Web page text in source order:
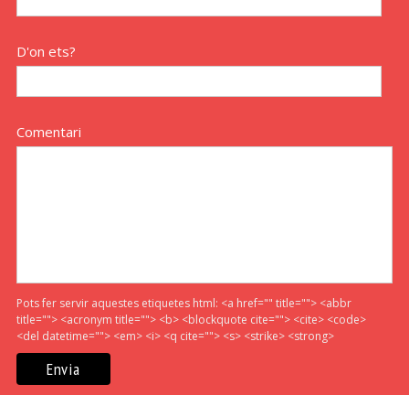
D'on ets?
Comentari
Pots fer servir aquestes etiquetes html: <a href="" title=""> <abbr
title=""> <acronym title=""> <b> <blockquote cite=""> <cite> <code>
<del datetime=""> <em> <i> <q cite=""> <s> <strike> <strong>